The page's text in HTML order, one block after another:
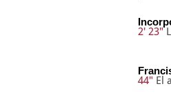
2' 23"
44" El